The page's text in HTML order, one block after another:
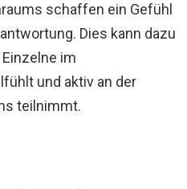
schaffen ein Gefühl
Dies kann dazu
im
und aktiv an der
teilnimmt.